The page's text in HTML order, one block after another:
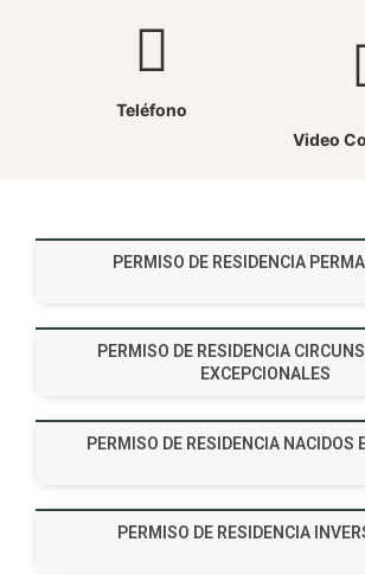
Teléfono
Video
PERMISO DE RESIDENCIA
PERMISO DE RESIDENCIA
EXCEPCIONALES
PERMISO DE RESIDENCIA NACIDOS
PERMISO DE RESIDENCIA